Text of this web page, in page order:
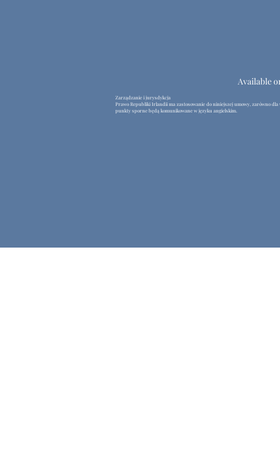
Available
Zarządzanie i jurysdykcja
Prawo Republiki Irlandii ma zastosowanie do niniejszej umowy, zarówno
punkty sporne będą komunikowane w języku angielskim.